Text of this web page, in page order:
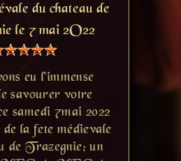
du chateau de
le 7 mai 2O22
eu l'immense
savourer votre
samedi 7mai 2022
la fete médievale
de Trazegnie; un